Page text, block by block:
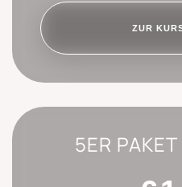
ZUR
5ER